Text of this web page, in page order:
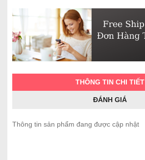
THÔNG TIN CHI TIẾT
ĐÁNH GIÁ
Thông tin sản phẩm đang được cập nhật